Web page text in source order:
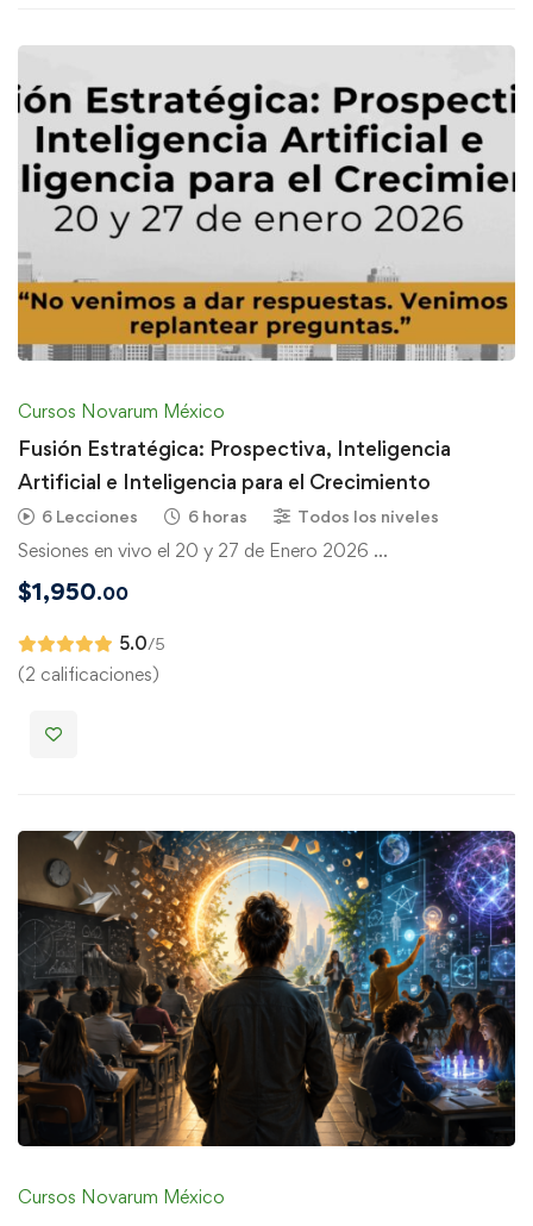
Cursos Novarum México
Fusión Estratégica: Prospectiva, Inteligencia
Artificial e Inteligencia para el Crecimiento
6 Lecciones 6 horas Todos los niveles
Sesiones en vivo el 20 y 27 de Enero 2026 …
$1,950.00
5.0/5
(2 calificaciones)
Cursos Novarum México